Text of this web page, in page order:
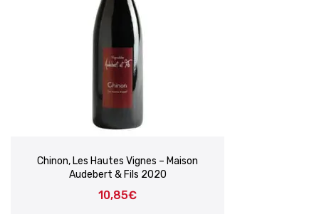
Chinon, Les Hautes Vignes – Maison
Audebert & Fils 2020
10,85€